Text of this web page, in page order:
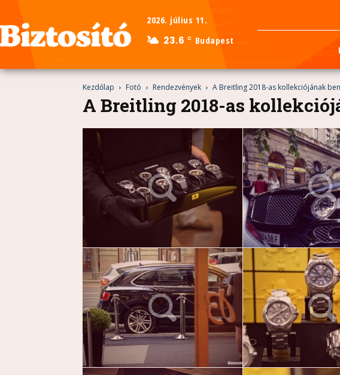
2026. július 11.
23.6 C Budapest
Kezdőlap Fotó Rendezvények A Breitling 2018-as kollekciójának
A Breitling 2018-as